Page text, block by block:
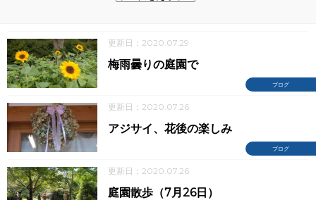
更新日：2020.07.29
ブログ
梅雨曇りの庭園で
更新日：2020.07.26
ブログ
アジサイ、花後の楽しみ
更新日：2020.07.26
庭園散歩（7月26日）